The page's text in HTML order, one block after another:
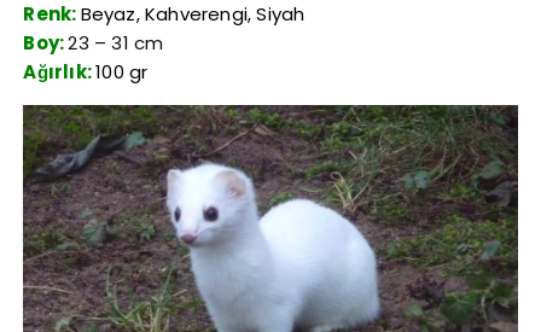
Renk:Beyaz, Kahverengi, Siyah
Boy:23 – 31 cm
Ağırlık:100 gr